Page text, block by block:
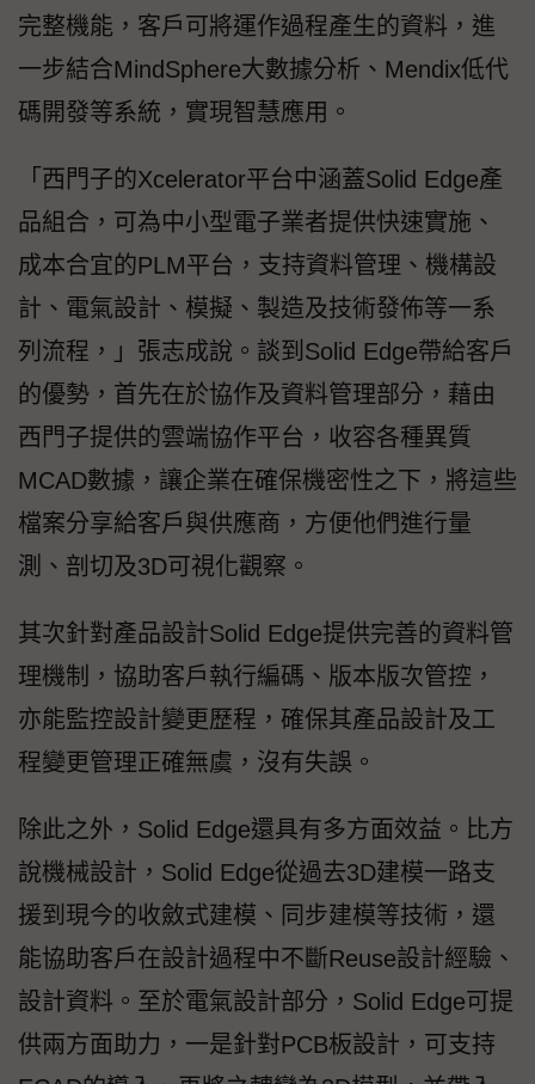
完整機能，客戶可將運作過程產生的資料，進
一步結合MindSphere大數據分析、Mendix低代
碼開發等系統，實現智慧應用。
「西門子的Xcelerator平台中涵蓋Solid Edge產
品組合，可為中小型電子業者提供快速實施、
成本合宜的PLM平台，支持資料管理、機構設
計、電氣設計、模擬、製造及技術發佈等一系
列流程，」張志成說。談到Solid Edge帶給客戶
的優勢，首先在於協作及資料管理部分，藉由
西門子提供的雲端協作平台，收容各種異質
MCAD數據，讓企業在確保機密性之下，將這些
檔案分享給客戶與供應商，方便他們進行量
測、剖切及3D可視化觀察。
其次針對產品設計Solid Edge提供完善的資料管
理機制，協助客戶執行編碼、版本版次管控，
亦能監控設計變更歷程，確保其產品設計及工
程變更管理正確無虞，沒有失誤。
除此之外，Solid Edge還具有多方面效益。比方
說機械設計，Solid Edge從過去3D建模一路支
援到現今的收斂式建模、同步建模等技術，還
能協助客戶在設計過程中不斷Reuse設計經驗、
設計資料。至於電氣設計部分，Solid Edge可提
供兩方面助力，一是針對PCB板設計，可支持